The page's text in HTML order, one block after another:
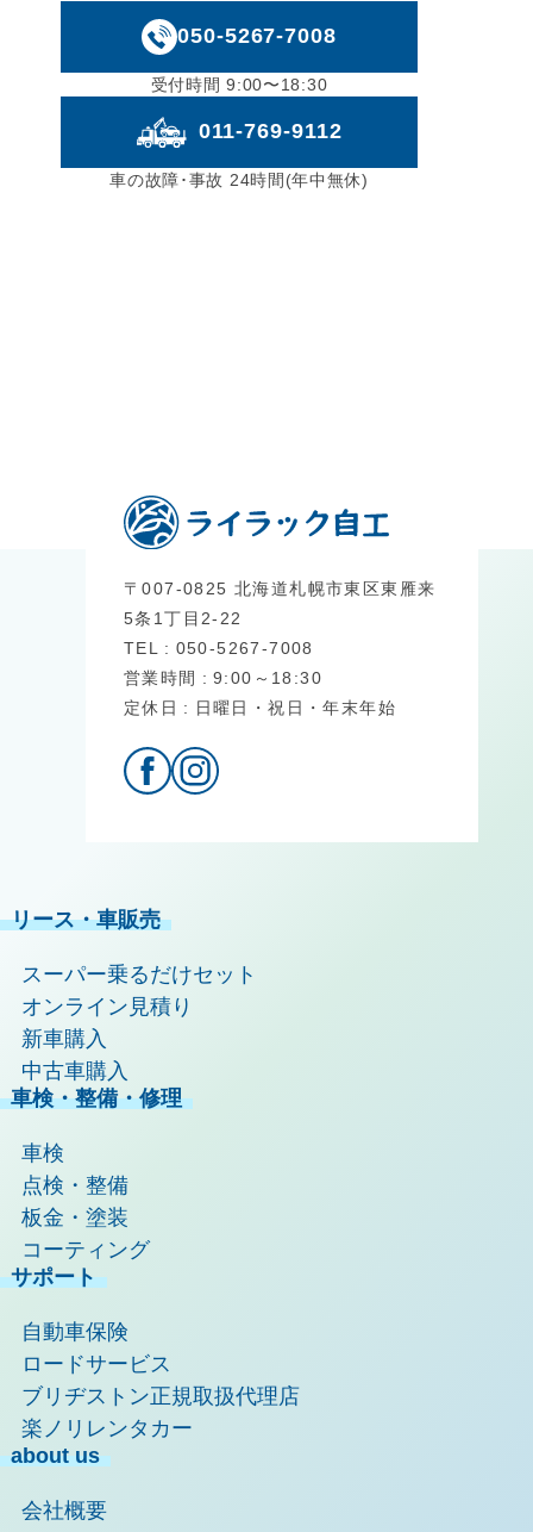
050-5267-7008
受付時間 9:00〜18:30
011-769-9112
車の故障･事故 24時間(年中無休)
〒007-0825 北海道札幌市東区東雁来
5条1丁目2-22
TEL
050-5267-7008
営業時間
9:00～18:30
定休日
日曜日・祝日・年末年始
リース・車販売
スーパー乗るだけセット
オンライン見積り
新車購入
中古車購入
車検・整備・修理
車検
点検・整備
板金・塗装
コーティング
サポート
自動車保険
ロードサービス
ブリヂストン正規取扱代理店
楽ノリレンタカー
about us
会社概要